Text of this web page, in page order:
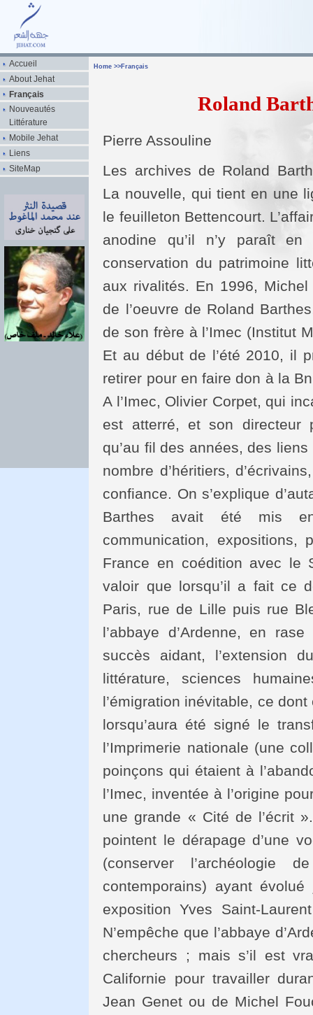
Accueil
About Jehat
Français
Nouveautés
Littérature
Mobile Jehat
Liens
SiteMap
Home >> Français
Roland
Pierre Assouline
Les archives de Roland
La nouvelle, qui tient en une
le feuilleton Bettencourt.
anodine qu’il n’y paraît
conservation du patrimoine
aux rivalités. En 1996,
de l’oeuvre de Roland
de son frère à l’Imec (Institut
Et au début de l’été 2010, il
retirer pour en faire don à la
A l’Imec, Olivier Corpet, qui
est atterré, et son directeur
qu’au fil des années, des
nombre d’héritiers,
confiance. On s’explique
Barthes avait été mis en
communication, expositions,
France en coédition avec le
valoir que lorsqu’il a fait ce
Paris, rue de Lille puis rue
l’abbaye d’Ardenne, en
succès aidant, l’extension
littérature, sciences
l’émigration inévitable, ce
lorsqu’aura été signé le
l’Imprimerie nationale (une
poinçons qui étaient à
l’Imec, inventée à l’origine
une grande « Cité de l’écrit
pointent le dérapage d’une
(conserver l’archéologie
contemporains) ayant
exposition Yves Saint-
N’empêche que l’abbaye
chercheurs ; mais s’il est
Californie pour travailler
Jean Genet ou de Michel